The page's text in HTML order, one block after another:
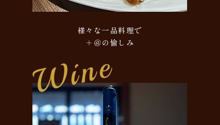
様々な一品料理で
＋＠の愉しみ